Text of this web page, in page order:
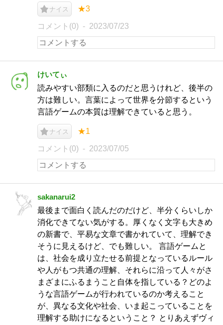
ナイス ★3
コメント(0) 2023/07/23
けいてぃ
読みやすい部類に入るのだと思うけれど、後半の
方は難しい。言葉によって世界を分節するという
言語ゲームの本質は理解できていると思う。
ナイス ★1
コメント(0) 2023/07/05
sakanarui2
最後まで面白く読んだのだけど、半分くらいしか
消化できてない気がする。厚くなく文字も大きめ
の新書で、平易な文章で書かれていて、理解でき
そうに見えるけど、でも難しい。 言語ゲームと
は、社会を成り立たせる前提となっているルール
や人がもつ共通の理解、それらに沿って人々がさ
まざまにふるまうこと自体を指している？どのよ
うな言語ゲームが行われているのか考えること
が、異なる文化や社会、いま起こっていることを
理解する助けになるということ？ とりあえずヴィ